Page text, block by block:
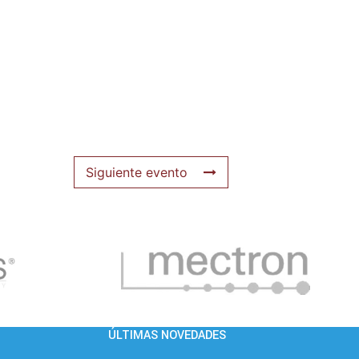
Siguiente evento
ÚLTIMAS NOVEDADES